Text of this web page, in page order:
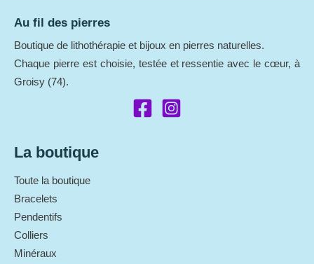
Au fil des pierres
Boutique de lithothérapie et bijoux en pierres naturelles.
Chaque pierre est choisie, testée et ressentie avec le cœur, à
Groisy (74).
La boutique
Toute la boutique
Bracelets
Pendentifs
Colliers
Minéraux